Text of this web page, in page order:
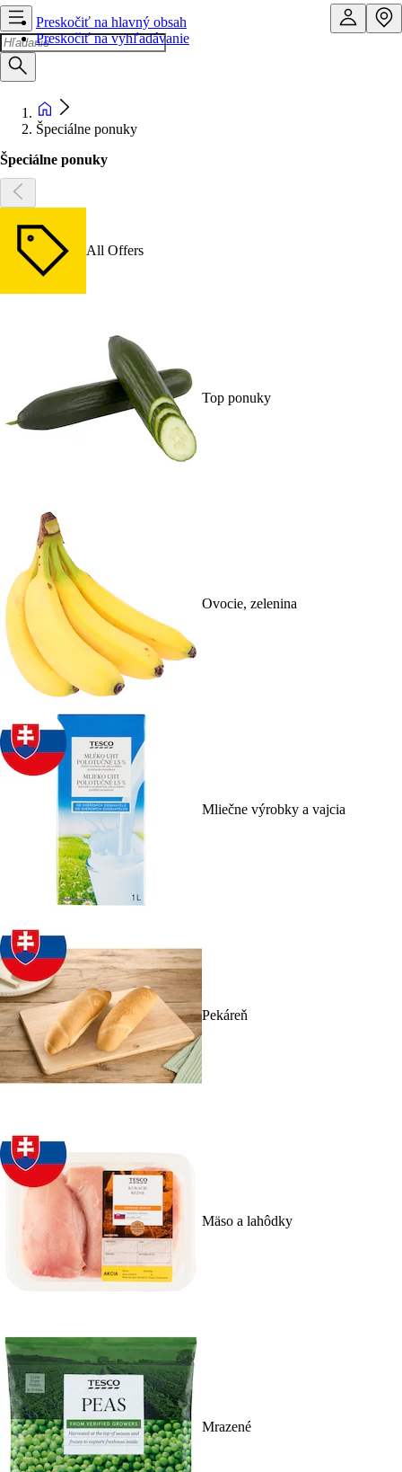
Preskočiť na hlavný obsah
Preskočiť na vyhľadávanie
Špeciálne ponuky
Špeciálne ponuky
All Offers
Top ponuky
Ovocie, zelenina
Mliečne výrobky a vajcia
Pekáreň
Mäso a lahôdky
Mrazené